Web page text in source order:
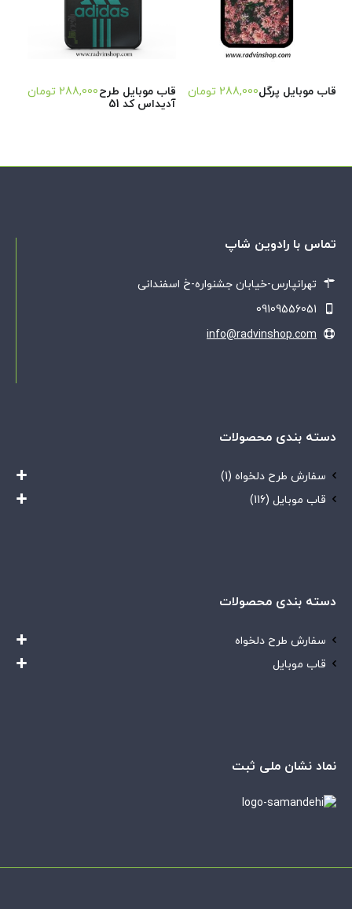
قاب موبایل پرگل288,000 تومان
قاب موبایل طرح
آدیداس کد 51
288,000 تومان
تماس با رادوین شاپ
تهرانپارس-خیابان جشنواره-خ اسفندانی
09109556051
info@radvinshop.com
دسته بندی محصولات
سفارش طرح دلخواه (1)
قاب موبایل (116)
دسته بندی محصولات
سفارش طرح دلخواه
قاب موبایل
نماد نشان ملی ثبت